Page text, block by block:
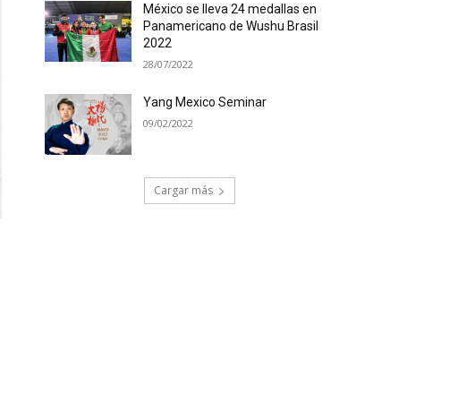
México se lleva 24 medallas en
Panamericano de Wushu Brasil
2022
28/07/2022
Yang Mexico Seminar
09/02/2022
Cargar más